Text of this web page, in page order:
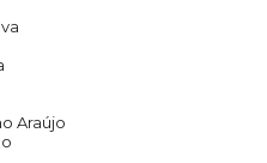
Araújo